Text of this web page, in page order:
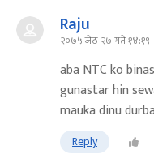
Raju
२०७५ जेठ २७ गते १४:१९
aba NTC ko
gunastar hin
mauka dinu
Reply